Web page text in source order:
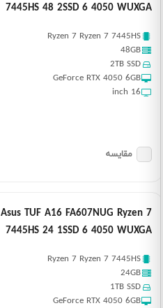
7445HS 48 2SSD 6 4050 WUXGA
Ryzen 7 Ryzen 7 7445HS
48GB
2TB SSD
GeForce RTX 4050 6GB
16 inch
مقایسه
Asus TUF A16 FA607NUG Ryzen 7
7445HS 24 1SSD 6 4050 WUXGA
Ryzen 7 Ryzen 7 7445HS
24GB
1TB SSD
GeForce RTX 4050 6GB